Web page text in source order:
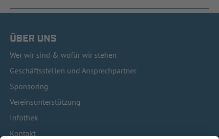
ÜBER UNS
Wer wir sind & wofür wir stehen
Geschäftsstellen und Ansprechpartner
Sponsoring
Vereinsunterstützung
Infothek
Kontakt